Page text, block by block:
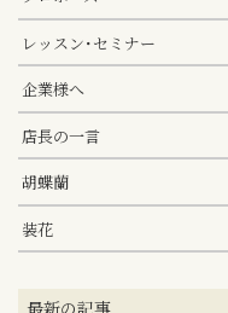
レッスン･セミナー
企業様へ
店長の一言
胡蝶蘭
装花